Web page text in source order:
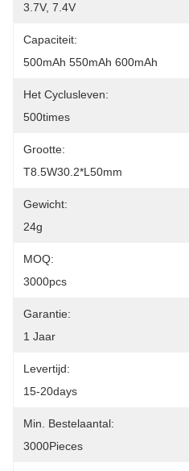
3.7V, 7.4V
Capaciteit:
500mAh 550mAh 600mAh
Het Cyclusleven:
500times
Grootte:
T8.5W30.2*L50mm
Gewicht:
24g
MOQ:
3000pcs
Garantie:
1 Jaar
Levertijd:
15-20days
Min. Bestelaantal:
3000Pieces